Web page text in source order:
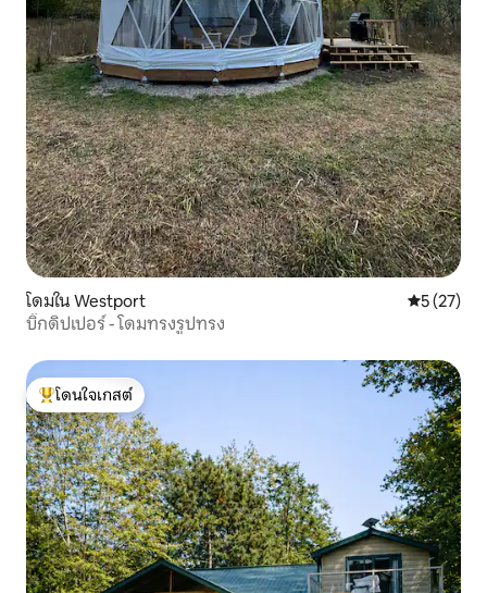
โดมใน Westport คะแนนเฉลี่
5 (27)
บิ๊กดิปเปอร์ - โดมทรงรูปทรง
โดนใจเกสต์ที่สุด
โดนใจเกสต์